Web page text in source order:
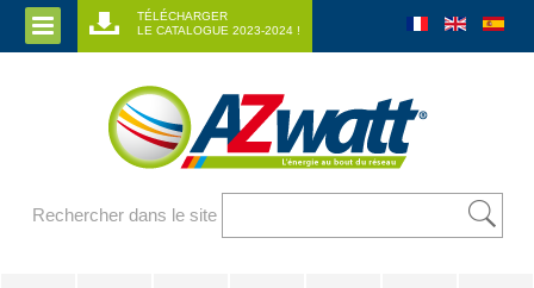
TÉLÉCHARGER
LE CATALOGUE 2023-2024 !
Rechercher dans le site